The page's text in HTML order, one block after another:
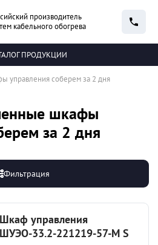
производитель
кабельного обогрева
ПРОДУКЦИИ
соберем за 2 дня
шкафы
за 2 дня
Фильтрация
Шкаф управления
ШУЭО-33.2-221219-57-М S